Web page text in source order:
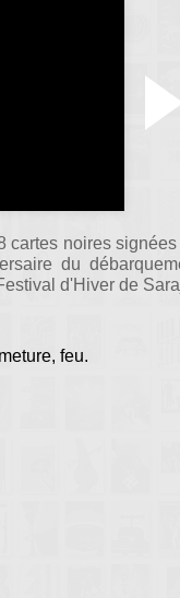
cartes noires
du
d'Hiver de
feu.